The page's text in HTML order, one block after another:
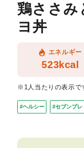
鶏ささみ
ヨ丼
エネルギー
523kcal
※1人当たりの表示で
#ヘルシー #セブンプレ